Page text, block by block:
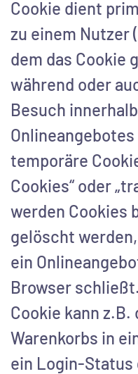
Cookie dient
zu einem Nutzer
dem das Cookie
während oder
Besuch
temporäre
Cookies“ oder
werden Cookies
gelöscht
ein
Browser
Cookie kann
Warenkorbs in
ein Login-